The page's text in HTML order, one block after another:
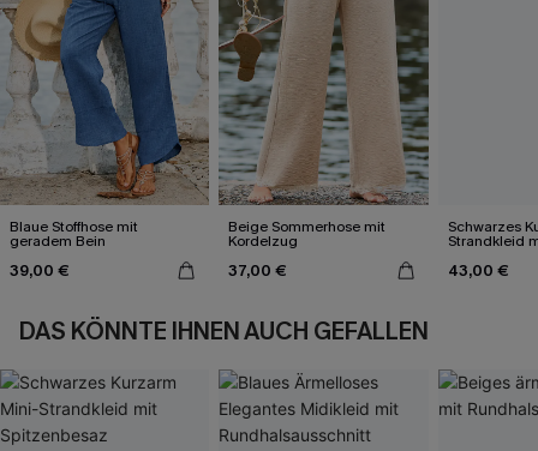
Blaue Stoffhose mit
geradem Bein
39,00 €
Beige Sommerhose mit
Kordelzug
37,00 €
Schwarzes
Strandkleid
43,00 €
DAS KÖNNTE IHNEN AUCH GEFALLEN